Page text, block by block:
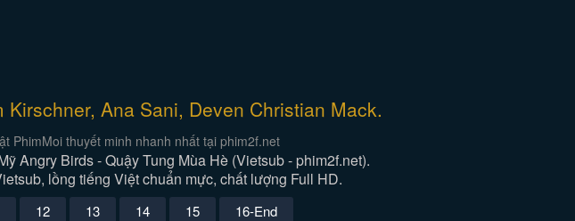
Ana Sani, Deven Christian Mack.
PhimMoi thuyết minh nhanh nhất tại phim2f.net
Angry Birds - Quậy Tung Mùa Hè (Vietsub - phim2f.net).
lồng tiếng Việt chuẩn mực, chất lượng Full HD.
12 13 14 15
16-End